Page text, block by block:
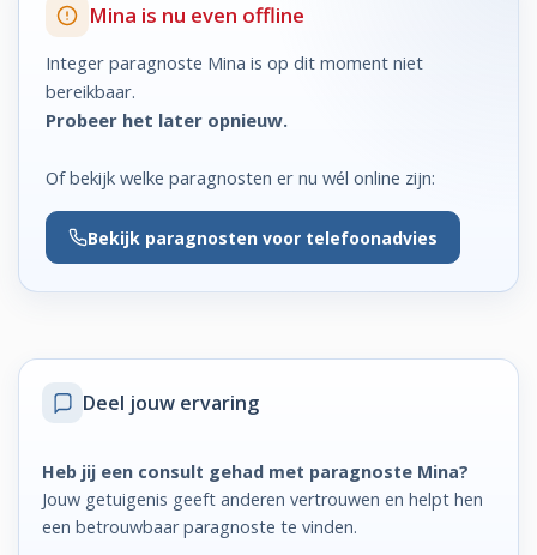
Mina is nu even offline
Integer paragnoste Mina is op dit moment niet
bereikbaar.
Probeer het later opnieuw.
Of bekijk welke paragnosten er nu wél online zijn:
Bekijk paragnosten voor telefoonadvies
Deel jouw ervaring
Heb jij een consult gehad met paragnoste Mina?
Jouw getuigenis geeft anderen vertrouwen en helpt hen
een betrouwbaar paragnoste te vinden.